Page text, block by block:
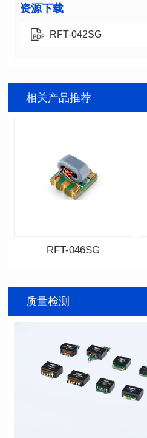
资源下载
RFT-042SG
相关产品推荐
料号: RFT-046SG
传输频带: 0.4-500MHz
阻抗比（RFT）: 1:1
RFT-046SG
质量检测